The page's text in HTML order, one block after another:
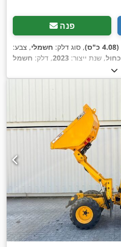
פנה
, סוג דלק: חשמלי, צבע:
כחול, שנת ייצור: 2023, דלק: חשמל